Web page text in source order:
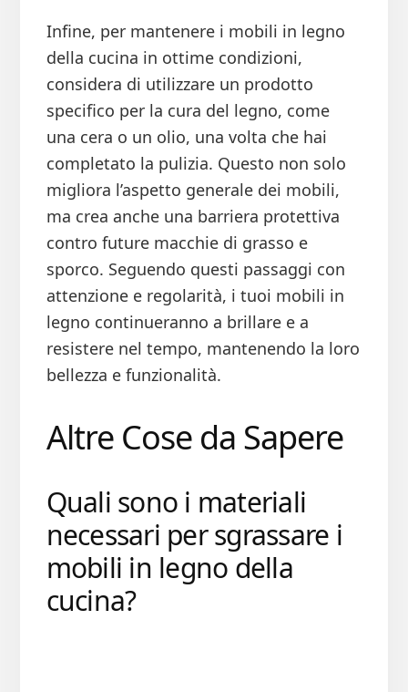
Infine, per mantenere i mobili in legno
della cucina in ottime condizioni,
considera di utilizzare un prodotto
specifico per la cura del legno, come
una cera o un olio, una volta che hai
completato la pulizia. Questo non solo
migliora l’aspetto generale dei mobili,
ma crea anche una barriera protettiva
contro future macchie di grasso e
sporco. Seguendo questi passaggi con
attenzione e regolarità, i tuoi mobili in
legno continueranno a brillare e a
resistere nel tempo, mantenendo la loro
bellezza e funzionalità.
Altre Cose da Sapere
Quali sono i materiali
necessari per sgrassare i
mobili in legno della
cucina?